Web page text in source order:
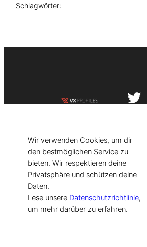
Schlagwörter:
[current_year] VISIT-X.
for Models &
Wir verwenden Cookies, um dir
den bestmöglichen Service zu
bieten. Wir respektieren deine
Privatsphäre und schützen deine
Daten.
Lese unsere Datenschutzrichtlinie,
um mehr darüber zu erfahren.